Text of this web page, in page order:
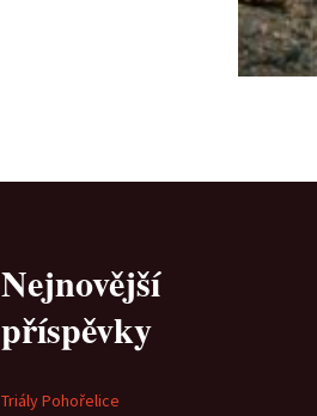
Nejnovější
příspěvky
Triály Pohořelice